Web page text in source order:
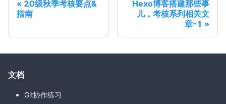
20级秋季考核要点&
指南
Hexo博客搭建那些事
儿，考核系列相关文
章-1
文档
Git协作练习